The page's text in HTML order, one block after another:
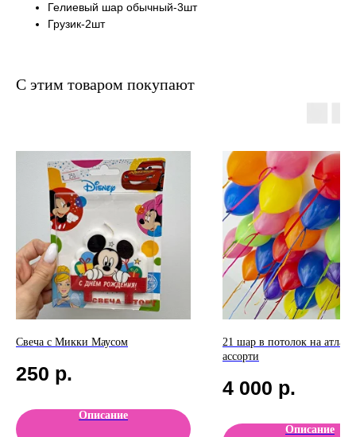
Гелиевый шар обычный-3шт
Грузик-2шт
С этим товаром покупают
Свеча с Микки Маусом
250 р.
Описание
21 шар в потолок на
ассорти
4 000 р.
Описание